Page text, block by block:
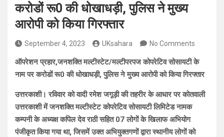
करोडों रू0 की धोखाधड़ी, पुलिस ने मुख्य
आरोपी को किया गिरफ्तार
September 4, 2023 UKsahara No Comments
ऑपरेशन प्रहार,जनशक्ति मल्टीस्टेट/मल्टीपरपज कोपरेटिव सोसायटी के
नाम पर करोडों रू0 की धोखाधड़ी, पुलिस ने मुख्य आरोपी को किया गिरफ्तार
उत्तरकाशी। रविवार को वादी रमेश जगूड़ी की तहरीर के आधार पर कोतवाली
उत्तरकाशी में जनशक्ति मल्टीस्टेट कोपरेटिव सोसायटी लिमिटेड नामक
कम्पनी के अध्यक्ष कपिल देव राठी सहित 07 लोगों के खिलाफ अभियोग
पंजीकृत किया गया था, जिसमें उक्त अभियुक्तगणों द्वारा स्थानीय लोगों को